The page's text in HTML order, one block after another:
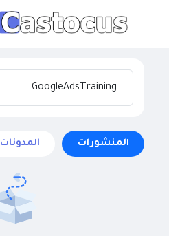
المنشورات المدونات